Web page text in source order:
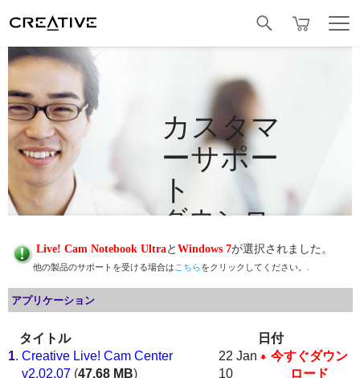
カスタマ
ーサポー
ト
ダウンロ
ード
Live! Cam Notebook Ultraと Windows 7が選択されました。
他の製品のサポートを受ける場合は こちらをクリックしてください。.
アプリケーション
タイトル
日付
1. Creative Live! Cam Center
v2.02.07 (47.68 MB)
22 Jan
10
今すぐダウン
ロード
Facebook